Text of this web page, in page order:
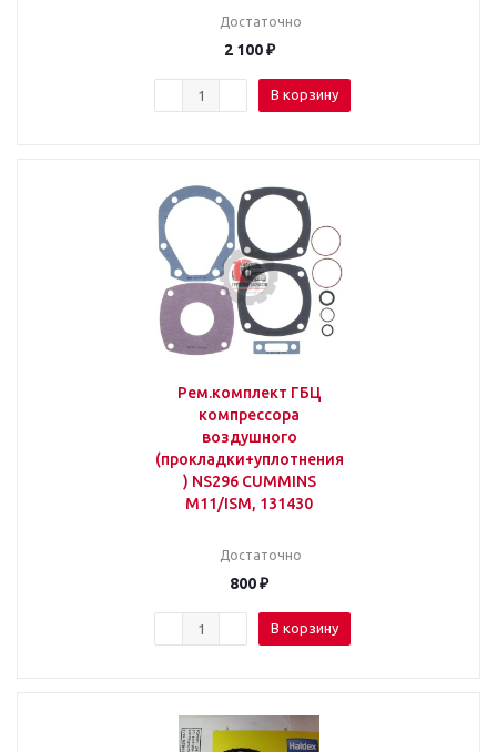
Достаточно
2 100₽
В корзину
Рем.комплект ГБЦ
компрессора
воздушного
(прокладки+уплотнения
) NS296 CUMMINS
M11/ISM, 131430
Достаточно
800₽
В корзину